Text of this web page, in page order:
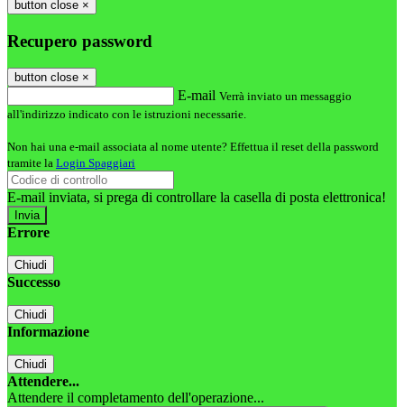
button close ×
Recupero password
button close ×
E-mail Verrà inviato un messaggio
all'indirizzo indicato con le istruzioni necessarie.
Non hai una e-mail associata al nome utente? Effettua il reset della password
tramite la Login Spaggiari
E-mail inviata, si prega di controllare la casella di posta elettronica!
Errore
Chiudi
Successo
Chiudi
Informazione
Chiudi
Attendere...
Attendere il completamento dell'operazione...